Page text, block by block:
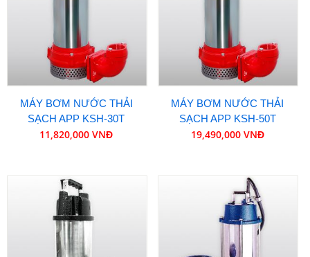
MÁY BƠM NƯỚC THẢI
SẠCH APP KSH-30T
11,820,000 VNĐ
MÁY BƠM NƯỚC THẢI
SẠCH APP KSH-50T
19,490,000 VNĐ